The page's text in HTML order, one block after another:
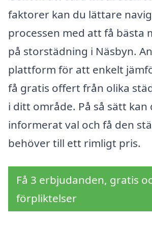
faktorer kan du lättare
processen med att få bästa
på storstädning i Näsbyn.
plattform för att enkelt
få gratis offert från olika
i ditt område. På så sätt
informerat val och få den
behöver till ett rimligt pris.
Få 3 erbjudanden, gratis
förpliktelser